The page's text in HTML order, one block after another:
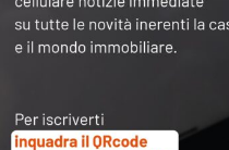
Con la risoluzione n.
delle entrate, in
superbonus, ha
immobile pervenuto
sono stati
superbonus e non è